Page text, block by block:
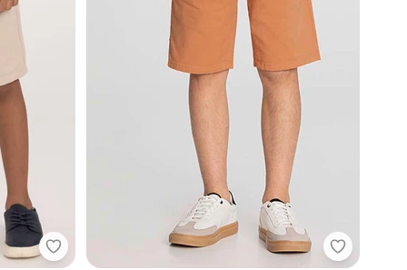
Piquet (Bege)
Alakazoo - Bermuda Sarja Infantil Menino Reta
Alakazoo